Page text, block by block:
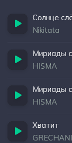
Солнце
Nikitata
Мириады
HISMA
Мириады
HISMA
Хватит